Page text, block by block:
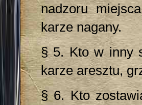
nadzoru
karze nagany.
§ 5. Kto w inny
karze aresztu,
§ 6. Kto